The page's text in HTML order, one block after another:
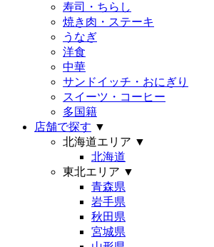
寿司・ちらし
焼き肉・ステーキ
うなぎ
洋食
中華
サンドイッチ・おにぎり
スイーツ・コーヒー
多国籍
店舗で探す ▼
北海道エリア ▼
北海道
東北エリア ▼
青森県
岩手県
秋田県
宮城県